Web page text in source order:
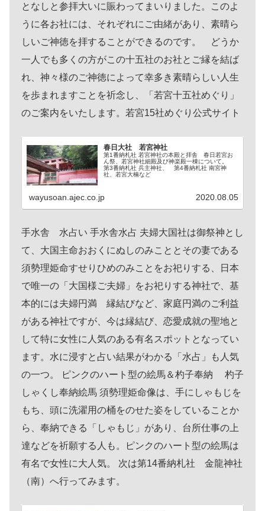
となしと参拝大いに賑わってまいりました。このよ
うに各お社には、それぞれにご由緒があり、素晴ら
しいご神徳を拝することができるのです。 どうか
一人でも多くの方がこの十五社のお社とご縁を結ば
れ、神々様のご神徳によって幸多き素晴らしい人生
を歩まれますことを祈念し、「若宮十五社めぐり」
のご案内をいたします。若宮15社めぐり公式サイト
春日大社 若宮神社
第1番納札社 若宮神社の本殿と拝舎 春日若宮お
ん祭、若宮神社細殿及び神楽殿一棟について。
第3番納札社 兵主神社、 第4番納札社 南宮神
社、若宮大楠など
wayusoan.ajec.co.jp 2020.08.05
手水舎 水占い 手水舎水占 夫婦大国社は御祭神とし
て、大国主命おおくにぬしのみこととその妻である
須勢理姫命すせりひめのみことをお祀りする、日本
で唯一の「大国様ご夫婦」をお祀りする神社で、基
本的には夫婦円満 縁結びなど、家庭円満のご利益
がある神社ですが、今は縁結び、恋愛成就の聖地と
して特に女性に人気のある有名スポットとなってい
ます。水に浸すと占い結果がわかる「水占」も人気
の一つ。 ピンクのハート型の絵馬＆杓子奉納 杓子
しゃくし奉納絵馬 須勢理姫命像は、手にしゃもじを
もち、頭に洗濯用の桶をのせた姿をしていることか
ら、奉納できる「しゃもじ」があり、台所仕事の上
達などを祈願する人も。ピンクのハート型の絵馬は
有名で女性に大人気。 次は第14番納札社 金龍神社
（南）へ行ってみます。